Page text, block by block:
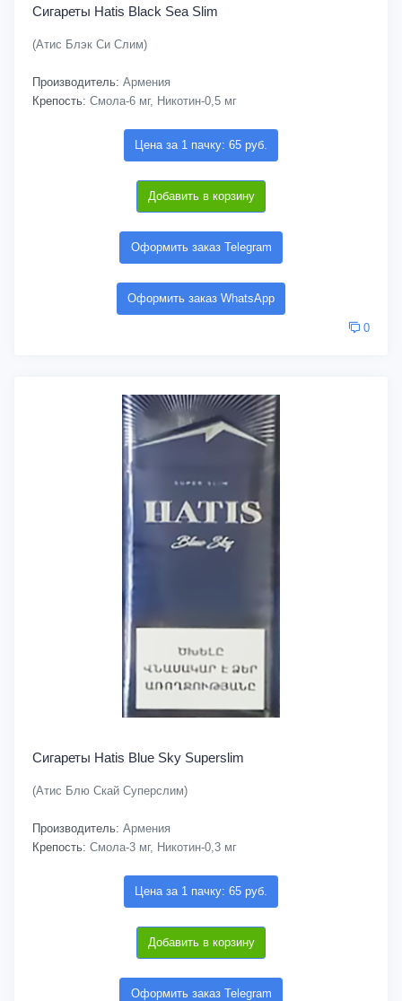
Сигареты Hatis Black Sea Slim
(Атис Блэк Си Слим)
Производитель: Армения
Крепость: Смола-6 мг, Никотин-0,5 мг
Цена за 1 пачку: 65 руб.
Добавить в корзину
Оформить заказ Telegram
Оформить заказ WhatsApp
0
Сигареты Hatis Blue Sky Superslim
(Атис Блю Скай Суперслим)
Производитель: Армения
Крепость: Смола-3 мг, Никотин-0,3 мг
Цена за 1 пачку: 65 руб.
Добавить в корзину
Оформить заказ Telegram